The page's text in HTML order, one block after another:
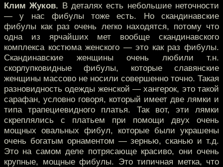
Клим Жуков. В деталях есть небольшие неточности
— у нас фибулы тоже есть. Но скандинавские
фибулы как раз очень легко находятся, потому что
одна из ярчайших мет вообще скандинавского
комплекса костюма женского — это как раз фибулы.
Скандинавские женщины очень любили т.н.
скорлупковидные фибулы, которые славянские
женщины массово не носили совершенно точно. Такая
разновидность одежды женской — хангерок, это такой
сарафан, условно говоря, который имеет две лямки и
типа трапециевидного платья. Так вот, эти лямки
скреплялись с платьем при помощи двух очень
мощных овальных фибул, которые были украшены
очень богатым орнаментом — зернью, сканью и т.д.
Это на самом деле потрясающе красиво, они очень
крупные, мощные фибулы. Это типичная метка, что